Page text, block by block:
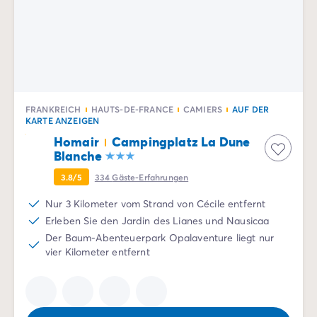
Campingplatz Dune du Pilat
Campingplatz Elba-Insel
Campingplatz Ile de Ré
Campingplatz Mittelmeer
Campingplatz Plitvicer
Campingplatz Verdonschlucht
Angebote & Vorteile
Aktuelle Deals /de/angebote
Mega Deals
FRANKREICH HAUTS-DE-FRANCE CAMIERS
AUF DER
KARTE ANZEIGEN
Homair
Campingplatz La Dune
Blanche
3.8/5 334Gäste-Erfahrungen
Nur 3 Kilometer vom Strand von Cécile entfernt
Erleben Sie den Jardin des Lianes und Nausicaa
Der Baum-Abenteuerpark Opalaventure liegt nur
vier Kilometer entfernt